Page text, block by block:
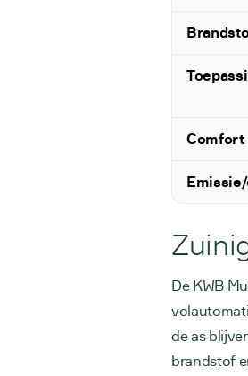
Comfort
De KWB
de as
brandstof